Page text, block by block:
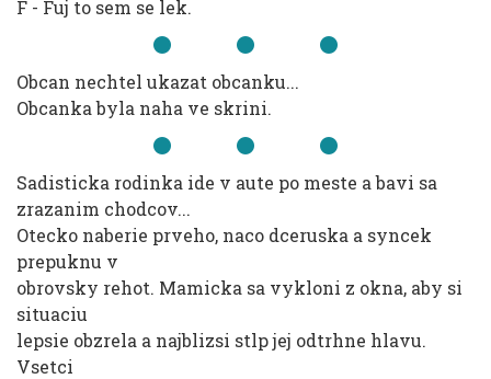
F - Fuj to sem se lek.
Obcan nechtel ukazat obcanku...
Obcanka byla naha ve skrini.
Sadisticka rodinka ide v aute po meste a bavi sa
zrazanim chodcov...
Otecko naberie prveho, naco dceruska a syncek
prepuknu v
obrovsky rehot. Mamicka sa vykloni z okna, aby si
situaciu
lepsie obzrela a najblizsi stlp jej odtrhne hlavu.
Vsetci